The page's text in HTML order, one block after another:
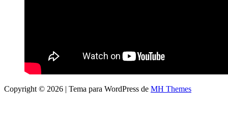
Copyright © 2026 | Tema para WordPress de MH Themes